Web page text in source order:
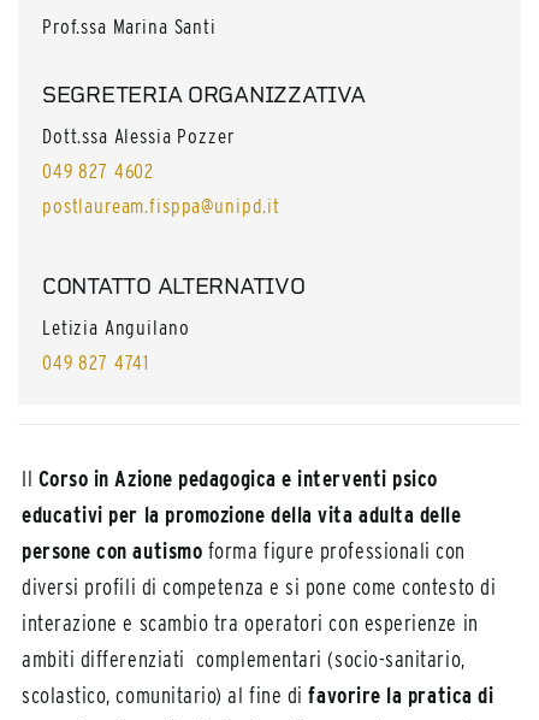
Il Corso in Azione pedagogica e interventi psico
educativi per la promozione della vita adulta delle
persone con autismo forma figure professionali con
diversi profili di competenza e si pone come contesto di
interazione e scambio tra operatori con esperienze in
ambiti differenziati complementari (socio-sanitario,
scolastico, comunitario) al fine difavorire la pratica di
Prof.ssa Marina Santi
SEGRETERIA ORGANIZZATIVA
Dott.ssa Alessia Pozzer
049 827 4602
postlauream.fisppa@unipd.it
CONTATTO ALTERNATIVO
Letizia Anguilano
049 827 4741